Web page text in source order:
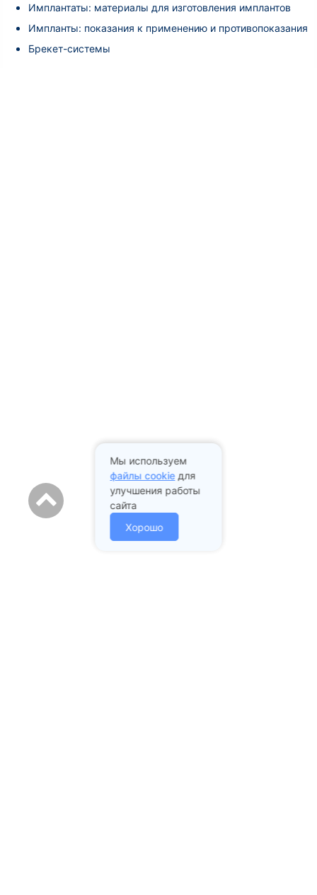
Имплантаты: материалы для изготовления имплантов
Импланты: показания к применению и противопоказания
Брекет-системы
Мы используем
файлы cookieдля
улучшения работы
сайта
Хорошо